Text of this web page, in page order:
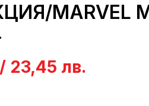
MARVEL
23,45 лв.